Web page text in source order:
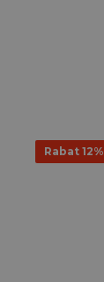
Rabat 12%